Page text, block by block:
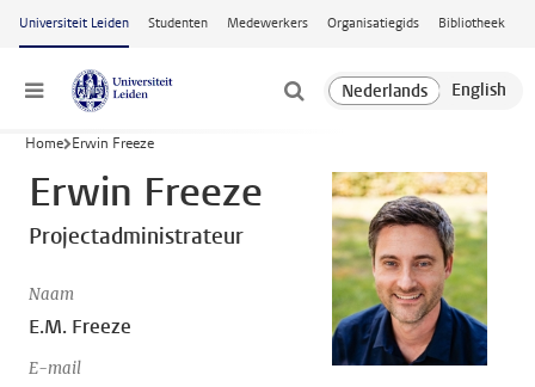
Ga naar hoofdinhoud
Universiteit Leiden Studenten Medewerkers Organisatiegids Bibliotheek
Menu
Home Erwin Freeze
Erwin Freeze
Projectadministrateur
Naam
E.M. Freeze
E-mail